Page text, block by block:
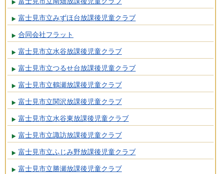
富士見市立みずほ台放課後児童クラブ
合同会社フラット
富士見市立水谷放課後児童クラブ
富士見市立つるせ台放課後児童クラブ
富士見市立鶴瀬放課後児童クラブ
富士見市立関沢放課後児童クラブ
富士見市立水谷東放課後児童クラブ
富士見市立諏訪放課後児童クラブ
富士見市立ふじみ野放課後児童クラブ
富士見市立勝瀬放課後児童クラブ